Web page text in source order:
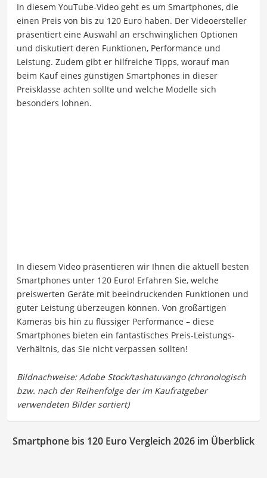
In diesem YouTube-Video geht es um Smartphones, die
einen Preis von bis zu 120 Euro haben. Der Videoersteller
präsentiert eine Auswahl an erschwinglichen Optionen
und diskutiert deren Funktionen, Performance und
Leistung. Zudem gibt er hilfreiche Tipps, worauf man
beim Kauf eines günstigen Smartphones in dieser
Preisklasse achten sollte und welche Modelle sich
besonders lohnen.
In diesem Video präsentieren wir Ihnen die aktuell besten
Smartphones unter 120 Euro! Erfahren Sie, welche
preiswerten Geräte mit beeindruckenden Funktionen und
guter Leistung überzeugen können. Von großartigen
Kameras bis hin zu flüssiger Performance – diese
Smartphones bieten ein fantastisches Preis-Leistungs-
Verhältnis, das Sie nicht verpassen sollten!
Smartphone bis 120 Euro Vergleich 2026 im Überblick